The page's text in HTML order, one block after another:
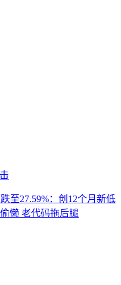
至27.59%：创12个月新低
懒 老代码拖后腿